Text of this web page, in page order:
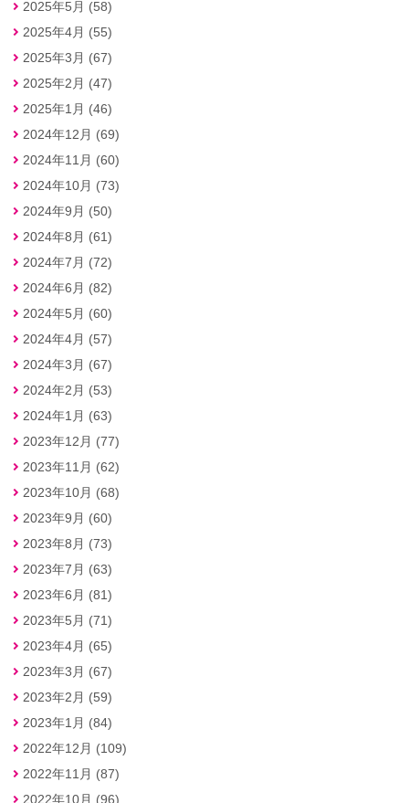
2025年5月 (58)
2025年4月 (55)
2025年3月 (67)
2025年2月 (47)
2025年1月 (46)
2024年12月 (69)
2024年11月 (60)
2024年10月 (73)
2024年9月 (50)
2024年8月 (61)
2024年7月 (72)
2024年6月 (82)
2024年5月 (60)
2024年4月 (57)
2024年3月 (67)
2024年2月 (53)
2024年1月 (63)
2023年12月 (77)
2023年11月 (62)
2023年10月 (68)
2023年9月 (60)
2023年8月 (73)
2023年7月 (63)
2023年6月 (81)
2023年5月 (71)
2023年4月 (65)
2023年3月 (67)
2023年2月 (59)
2023年1月 (84)
2022年12月 (109)
2022年11月 (87)
2022年10月 (96)